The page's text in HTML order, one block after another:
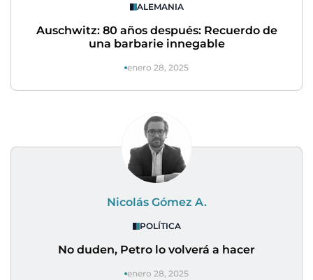
ALEMANIA
Auschwitz: 80 años después: Recuerdo de
una barbarie innegable
enero 28, 2025
Nicolás Gómez A.
POLÍTICA
No duden, Petro lo volverá a hacer
enero 28, 2025